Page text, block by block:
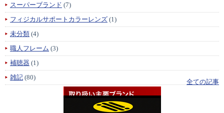
スーパーブランド (7)
フィジカルサポートカラーレンズ (1)
未分類 (4)
職人フレーム (3)
補聴器 (1)
雑記 (80)
全ての記事